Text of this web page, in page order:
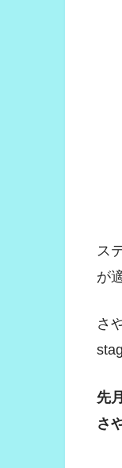
ス
が
さ
先
さ